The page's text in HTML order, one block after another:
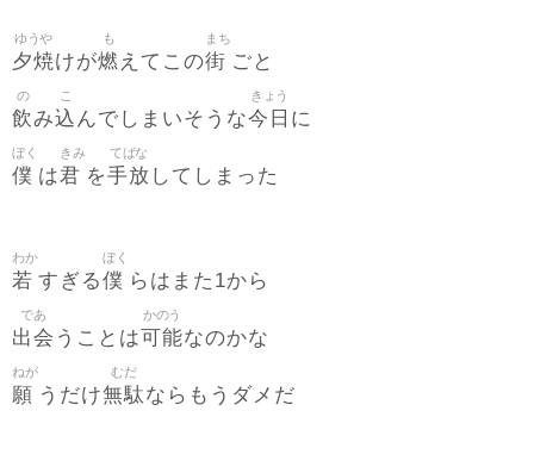
夕焼
ゆうや
けが燃
も
えてこの街
まち
ごと
飲
の
み込
こ
んでしまいそうな今日
きょう
に
僕
ぼく
は君
きみ
を手放
てばな
してしまった
若
わか
すぎる僕
ぼく
らはまた1から
出会
であ
うことは可能
かのう
なのかな
願
ねが
うだけ無駄
むだ
ならもうダメだ